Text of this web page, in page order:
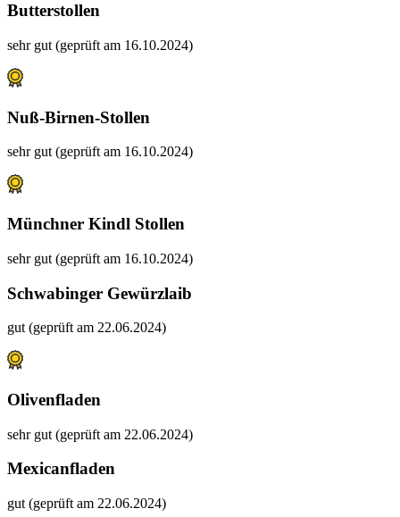
Butterstollen
sehr gut (geprüft am 16.10.2024)
Nuß-Birnen-Stollen
sehr gut (geprüft am 16.10.2024)
Münchner Kindl Stollen
sehr gut (geprüft am 16.10.2024)
Schwabinger Gewürzlaib
gut (geprüft am 22.06.2024)
Olivenfladen
sehr gut (geprüft am 22.06.2024)
Mexicanfladen
gut (geprüft am 22.06.2024)